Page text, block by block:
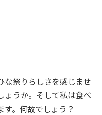
な祭りらしさを感じませ
ょうか。そして私は食べ
。何故でしょう？